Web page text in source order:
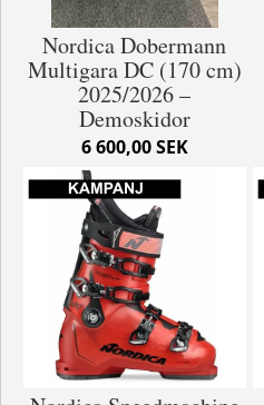
Nordica Dobermann
Multigara DC (170 cm)
2025/2026 –
Demoskidor
6 600,00 SEK